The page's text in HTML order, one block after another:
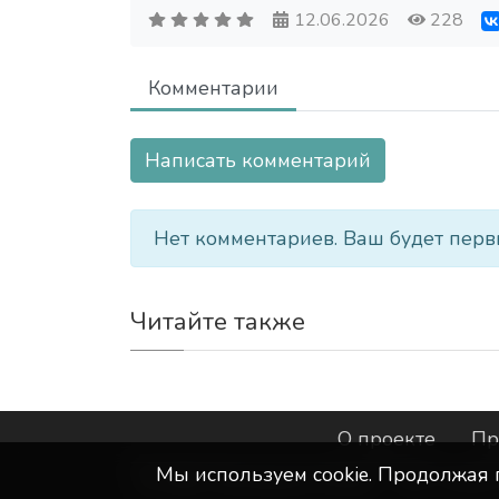
12.06.2026 228
Комментарии
Написать комментарий
Нет комментариев. Ваш будет
Читайте также
О проекте
©ООО "Интернет-Курск"- Все
Мы используем сookie. Продолжая